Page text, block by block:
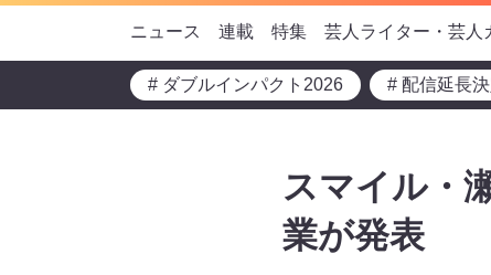
ニュース 連載 特集 芸人ライター・芸人
# ダブルインパクト2026 # 配信延長
スマイル・
業が発表